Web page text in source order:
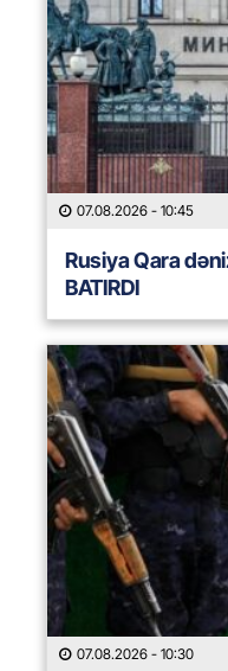
07.08.2026 - 10:45
Rusiya Qara
BATIRDI
07.08.2026 - 10:30